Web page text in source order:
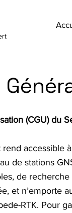
(CGU) du
accessible
de stations
de
et n’emporte
RTK. Pour